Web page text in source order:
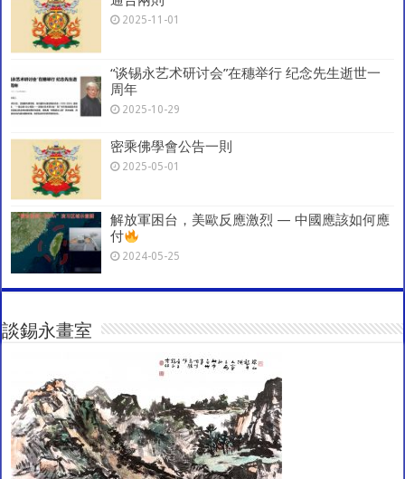
2025-11-01
“谈锡永艺术研讨会”在穗举行 纪念先生逝世一
周年
2025-10-29
密乘佛學會公告一則
2025-05-01
解放軍困台，美歐反應激烈 — 中國應該如何應
付
2024-05-25
談錫永畫室